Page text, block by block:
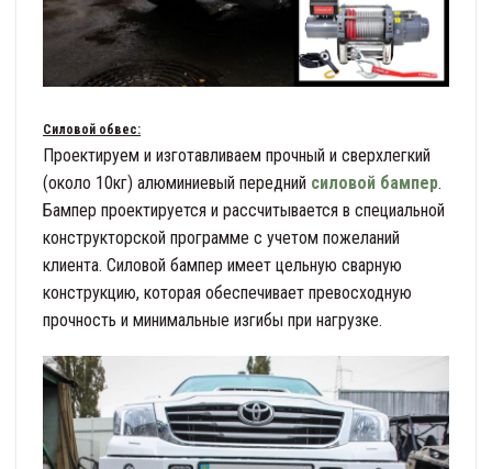
Силовой обвес:
Проектируем и изготавливаем прочный и сверхлегкий
(около 10кг) алюминиевый передний силовой бампер.
Бампер проектируется и рассчитывается в специальной
конструкторской программе с учетом пожеланий
клиента. Силовой бампер имеет цельную сварную
конструкцию, которая обеспечивает превосходную
прочность и минимальные изгибы при нагрузке.